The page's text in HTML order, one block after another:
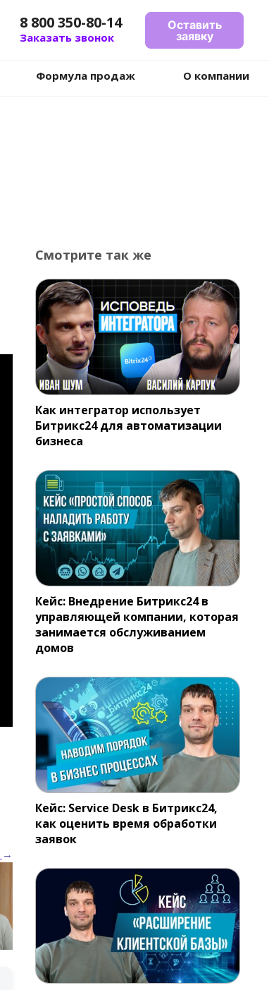
8 800 350-80-14
Заказать звонок
Оставить
заявку
Формула продаж О компании
→
Смотрите так же
Как интегратор использует
Битрикс24 для автоматизации
бизнеса
Кейс: Внедрение Битрикс24 в
управляющей компании, которая
занимается обслуживанием
домов
Кейс: Service Desk в Битрикс24,
как оценить время обработки
заявок